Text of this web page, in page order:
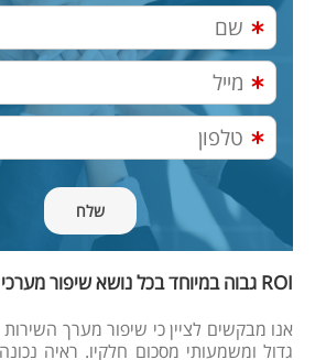
ROI גבוה במיוחד בכל נושא שיפור מערכי שירות לקוחות
אנו מבקשים לציין כי שיפור מערך
גדול ומשמעותי מסכום חלקיו. ראיה